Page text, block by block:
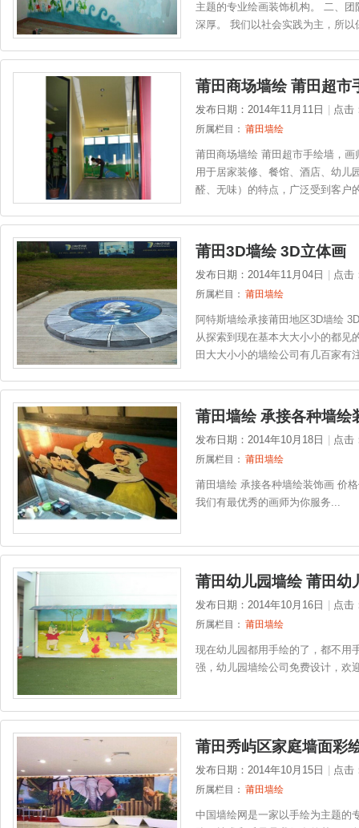
主题的专业绘画装饰机构。 二、
深厚。 我们以社会实践为主，所
莆田商场墙绘 莆田超市
发布日期：2014年11月11日 点击
所属栏目： 莆田墙绘
莆田商场墙绘 莆田超市手绘墙，
用于居家装修、餐馆、酒店、幼儿
醛、无味）的特点，广泛受到客户
莆田3D墙绘 3D立体画
发布日期：2014年11月04日 点击
所属栏目： 莆田墙绘
阿特斯墙绘承接莆田地区3D墙绘
从探索到现在基本大大小小的都见
田大大小小的墙绘公司有几百家有
莆田墙绘 承接各种墙绘
发布日期：2014年10月18日 点击
所属栏目： 莆田墙绘
莆田墙绘 承接各种墙绘装饰画 价
我们有最优秀的画师为你服务...
莆田幼儿园墙绘 莆田幼
发布日期：2014年10月16日 点击
所属栏目： 莆田墙绘
现在幼儿园都用手绘的了，都不用
强，幼儿园墙绘公司免费设计，欢
莆田秀屿区家庭墙面彩
发布日期：2014年10月15日 点击
所属栏目： 莆田墙绘
中国墙绘网是一家以手绘为主题的